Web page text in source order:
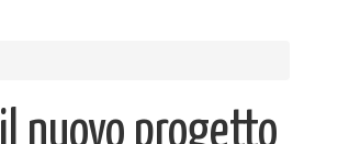
nuovo progetto